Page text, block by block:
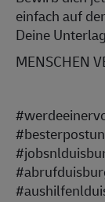
einfach auf
Deine
MENSCHEN